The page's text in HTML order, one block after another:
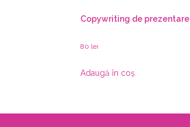
Copywriting de prezentare
80 lei
Adaugă în coș